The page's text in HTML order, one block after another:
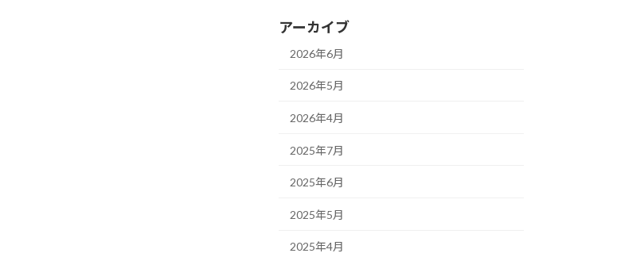
アーカイブ
2026年6月
2026年5月
2026年4月
2025年7月
2025年6月
2025年5月
2025年4月